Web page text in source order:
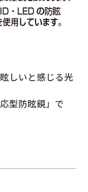
しいと感じる光
型防眩鏡」で
得られ
イドミラー
取り付け出来る